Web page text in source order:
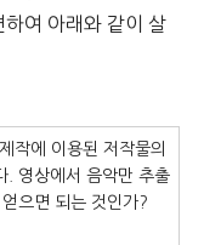
여 아래와 같이 살
작에 이용된 저작물의
. 영상에서 음악만 추출
으면 되는 것인가?